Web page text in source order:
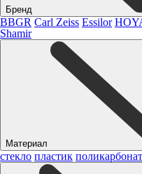
Бренд
BBGR Carl Zeiss Essilor
Shamir
Материал
стекло пластик поликарбонат